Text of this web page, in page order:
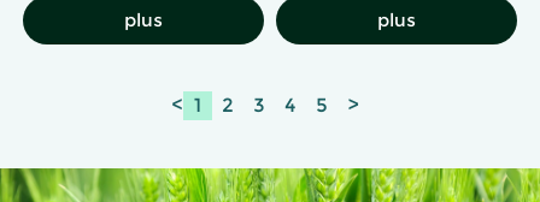
plus plus
< 1 2 3 4 5 >